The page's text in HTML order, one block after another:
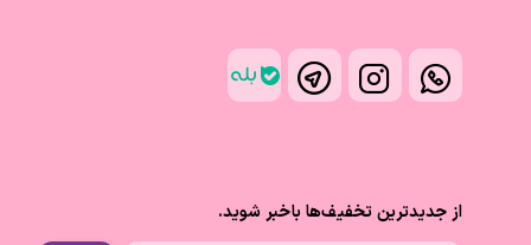
از جدیدترین تخفیف‌ها باخبر شوید.